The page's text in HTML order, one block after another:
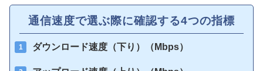
通信速度で選ぶ際に確認する4つの指標
ダウンロード速度（下り）（Mbps）